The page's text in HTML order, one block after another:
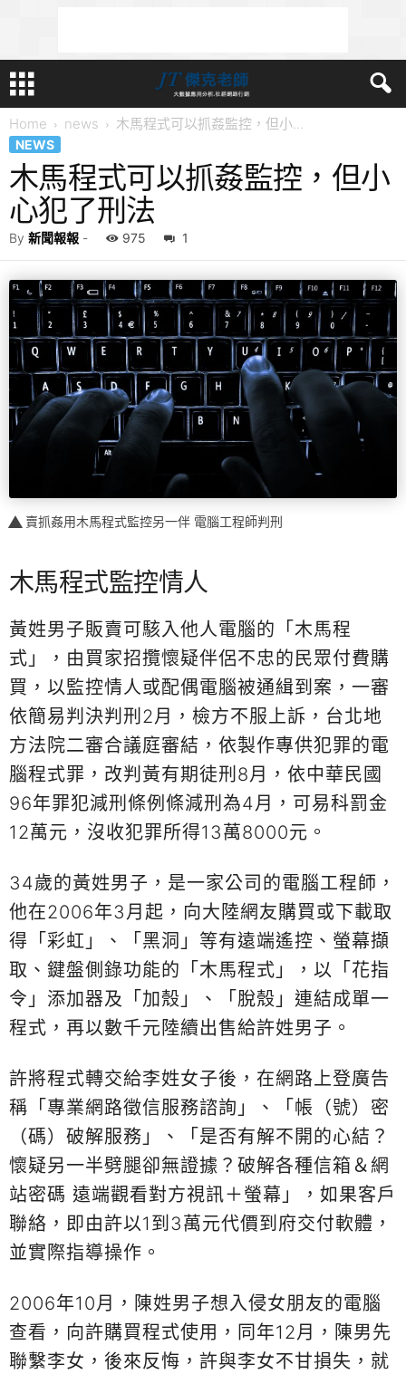
Home news 木馬程式可以抓姦監控，但小...
NEWS
木馬程式可以抓姦監控，但小
心犯了刑法
By 新聞報報 - 975 1
賣抓姦用木馬程式監控另一伴 電腦工程師判刑
木馬程式監控情人
黃姓男子販賣可駭入他人電腦的「木馬程
式」，由買家招攬懷疑伴侶不忠的民眾付費購
買，以監控情人或配偶電腦被通緝到案，一審
依簡易判決判刑2月，檢方不服上訴，台北地
方法院二審合議庭審結，依製作專供犯罪的電
腦程式罪，改判黃有期徒刑8月，依中華民國
96年罪犯減刑條例條減刑為4月，可易科罰金
12萬元，沒收犯罪所得13萬8000元。
34歲的黃姓男子，是一家公司的電腦工程師，
他在2006年3月起，向大陸網友購買或下載取
得「彩虹」、「黑洞」等有遠端遙控、螢幕擷
取、鍵盤側錄功能的「木馬程式」，以「花指
令」添加器及「加殼」、「脫殼」連結成單一
程式，再以數千元陸續出售給許姓男子。
許將程式轉交給李姓女子後，在網路上登廣告
稱「專業網路徵信服務諮詢」、「帳（號）密
（碼）破解服務」、「是否有解不開的心結？
懷疑另一半劈腿卻無證據？破解各種信箱＆網
站密碼 遠端觀看對方視訊＋螢幕」，如果客戶
聯絡，即由許以1到3萬元代價到府交付軟體，
並實際指導操作。
2006年10月，陳姓男子想入侵女朋友的電腦
查看，向許購買程式使用，同年12月，陳男先
聯繫李女，後來反悔，許與李女不甘損失，就